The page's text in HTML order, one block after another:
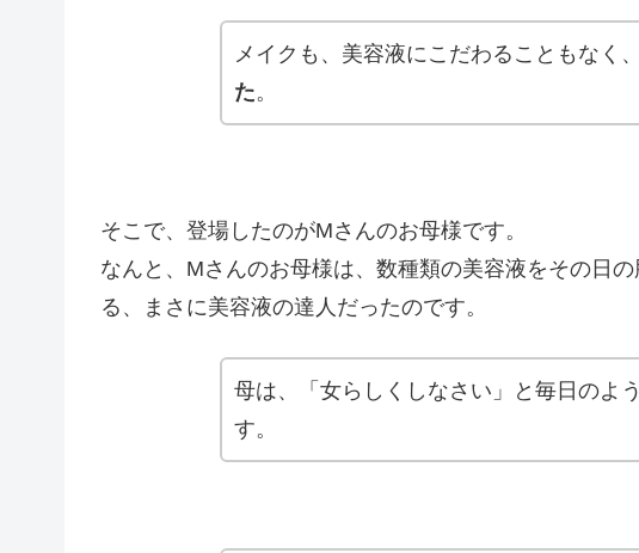
メイクも、美容液にこだわることもなく、
た。
そこで、登場したのがMさんのお母様です。
なんと、Mさんのお母様は、数種類の美容液をその日
る、まさに美容液の達人だったのです。
母は、「女らしくしなさい」と毎日のよ
す。